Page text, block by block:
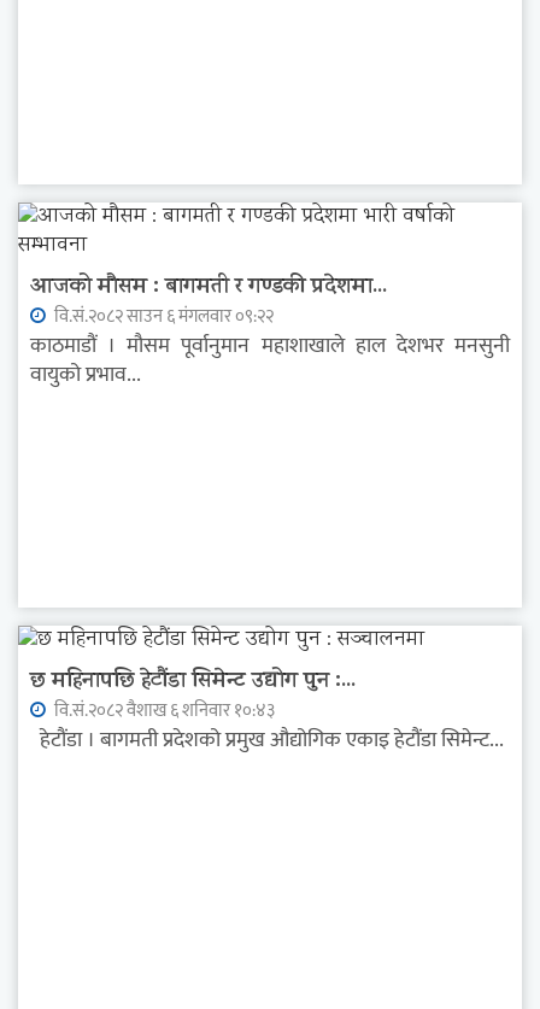
आजको मौसम : बागमती र गण्डकी प्रदेशमा...
वि.सं.२०८२ साउन ६ मंगलवार ०९:२२
काठमाडौं । मौसम पूर्वानुमान महाशाखाले हाल देशभर मनसुनी
वायुको प्रभाव...
छ महिनापछि हेटौंडा सिमेन्ट उद्योग पुन :...
वि.सं.२०८२ वैशाख ६ शनिवार १०:४३
हेटौंडा । बागमती प्रदेशको प्रमुख औद्योगिक एकाइ हेटौंडा सिमेन्ट...